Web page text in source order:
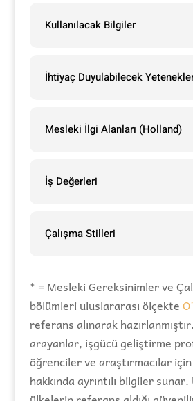
Kullanılacak Bilgiler
İhtiyaç Duyulabilecek
Mesleki İlgi Alanları (Holland)
İş Değerleri
Çalışma Stilleri
* = Mesleki Gereksinimler ve
bölümleri uluslararası ölçekte
referans alınarak hazırlanmıştır.
arayanlar, işgücü geliştirme
öğrenciler ve araştırmacılar
hakkında ayrıntılı bilgiler